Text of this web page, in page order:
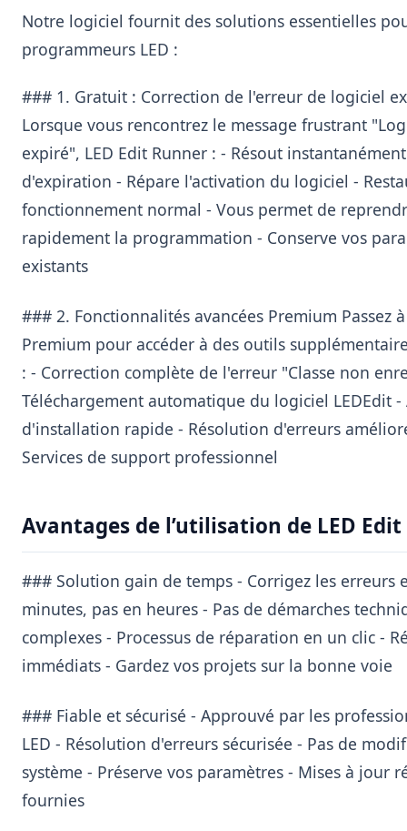
Notre logiciel fournit des solutions essentielles
programmeurs LED :
### 1. Gratuit : Correction de l'erreur de logiciel
Lorsque vous rencontrez le message frustrant
expiré", LED Edit Runner : - Résout
d'expiration - Répare l'activation du logiciel -
fonctionnement normal - Vous permet de
rapidement la programmation - Conserve vos
existants
### 2. Fonctionnalités avancées Premium Passez
Premium pour accéder à des outils
: - Correction complète de l'erreur "Classe non
Téléchargement automatique du logiciel LEDEdit -
d'installation rapide - Résolution d'erreurs
Services de support professionnel
Avantages de l’utilisation de LED
### Solution gain de temps - Corrigez les erreurs
minutes, pas en heures - Pas de démarches
complexes - Processus de réparation en un clic -
immédiats - Gardez vos projets sur la bonne voie
### Fiable et sécurisé - Approuvé par les
LED - Résolution d'erreurs sécurisée - Pas de
système - Préserve vos paramètres - Mises à jour
fournies